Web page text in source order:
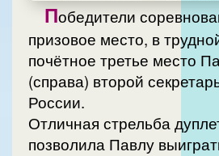
Победители
призовое место, в
почётное третье место
(справа) второй
России.
Отличная стрельба
позволила Павлу